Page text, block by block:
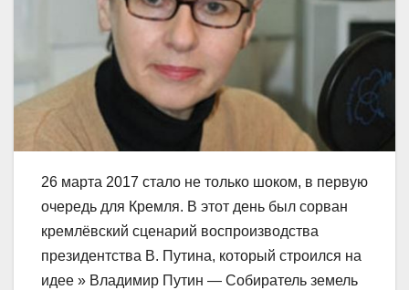
26 марта 2017 стало не только шоком, в первую
очередь для Кремля. В этот день был сорван
кремлёвский сценарий воспроизводства
президентства В. Путина, который строился на
идее » Владимир Путин — Собиратель земель